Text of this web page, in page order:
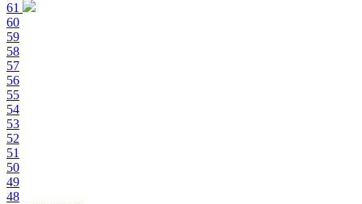
61
60
59
58
57
56
55
54
53
52
51
50
49
48